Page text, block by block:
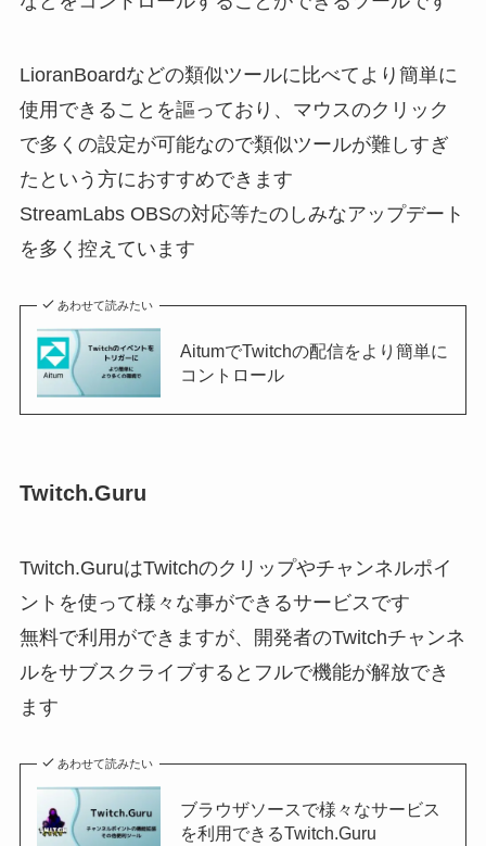
LioranBoardなどの類似ツールに比べてより簡単に
使用できることを謳っており、マウスのクリック
で多くの設定が可能なので類似ツールが難しすぎ
たという方におすすめできます
StreamLabs OBSの対応等たのしみなアップデート
を多く控えています
あわせて読みたい
AitumでTwitchの配信をより簡単に
コントロール
Twitch.Guru
Twitch.GuruはTwitchのクリップやチャンネルポイ
ントを使って様々な事ができるサービスです
無料で利用ができますが、開発者のTwitchチャンネ
ルをサブスクライブするとフルで機能が解放でき
ます
あわせて読みたい
ブラウザソースで様々なサービス
を利用できるTwitch.Guru